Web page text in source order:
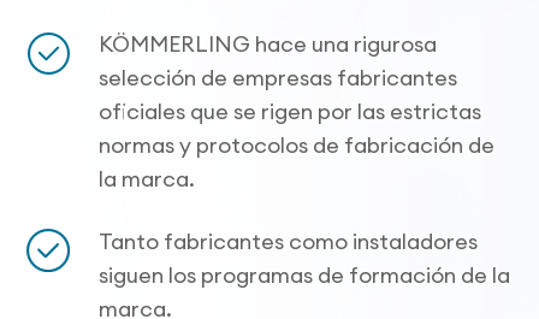
KÖMMERLING hace una rigurosa
selección de empresas fabricantes
oficiales que se rigen por las estrictas
normas y protocolos de fabricación de
la marca.
Tanto fabricantes como instaladores
siguen los programas de formación de la
marca.